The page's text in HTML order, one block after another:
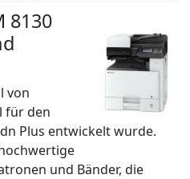
8130
von
für den
Plus entwickelt wurde.
und Bänder, die